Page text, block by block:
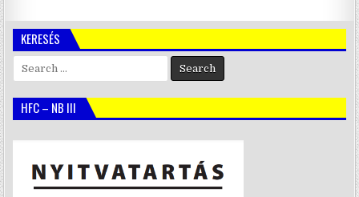
KERESÉS
Search
for:
HFC – NB III